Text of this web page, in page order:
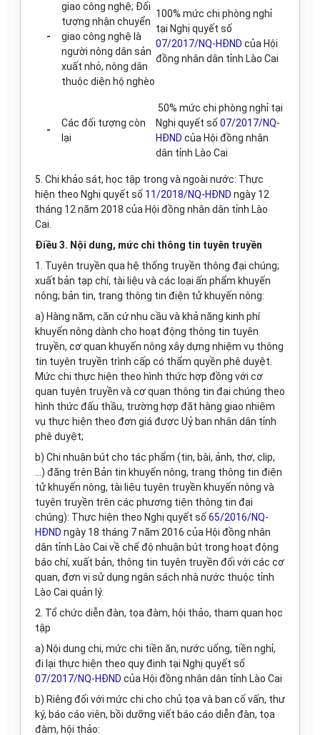
-
giao công nghệ; Đối
tượng nhận chuyển
giao công nghệ là
người nông dân sản
xuất nhỏ, nông dân
thuộc diện hộ nghèo
100% mức chi phòng nghỉ
tại Nghị quyết số
07/2017/NQ-HĐND của Hội
đồng nhân dân tỉnh Lào Cai
-
Các đối tượng còn
lại
50% mức chi phòng nghỉ tại
Nghị quyết số 07/2017/NQ-
HĐND của Hội đồng nhân
dân tỉnh Lào Cai
5. Chi khảo sát, học tập trong và ngoài nước: Thực
hiện theo Nghị quyết số 11/2018/NQ-HĐND ngày 12
tháng 12 năm 2018 của Hội đồng nhân dân tỉnh Lào
Cai.
Điều 3. Nội dung, mức chi thông tin tuyên truyền
1. Tuyên truyền qua hệ thống truyền thông đại chúng;
xuất bản tạp chí, tài liệu và các loại ấn phẩm khuyến
nông; bản tin, trang thông tin điện tử khuyến nông:
a) Hàng năm, căn cứ nhu cầu và khả năng kinh phí
khuyến nông dành cho hoạt động thông tin tuyên
truyền, cơ quan khuyến nông xây dựng nhiệm vụ thông
tin tuyên truyền trình cấp có thẩm quyền phê duyệt.
Mức chi thực hiện theo hình thức hợp đồng với cơ
quan tuyên truyền và cơ quan thông tin đại chúng theo
hình thức đấu thầu, trường hợp đặt hàng giao nhiệm
vụ thực hiện theo đơn giá được Uỷ ban nhân dân tỉnh
phê duyệt;
b) Chi nhuận bút cho tác phẩm (tin, bài, ảnh, thơ, clip,
...) đăng trên Bản tin khuyến nông, trang thông tin điện
tử khuyến nông, tài liệu tuyên truyền khuyến nông và
tuyên truyền trên các phương tiện thông tin đại
chúng): Thực hiện theo Nghị quyết số 65/2016/NQ-
HĐND ngày 18 tháng 7 năm 2016 của Hội đồng nhân
dân tỉnh Lào Cai về chế độ nhuận bút trong hoạt động
báo chí, xuất bản, thông tin tuyên truyền đối với các cơ
quan, đơn vị sử dụng ngân sách nhà nước thuộc tỉnh
Lào Cai quản lý.
2. Tổ chức diễn đàn, tọa đàm, hội thảo, tham quan học
tập
a) Nội dung chi, mức chi tiền ăn, nước uống, tiền nghỉ,
đi lại thực hiện theo quy định tại Nghị quyết số
07/2017/NQ-HĐND của Hội đồng nhân dân tỉnh Lào Cai
b) Riêng đối với mức chi cho chủ tọa và ban cố vấn, thư
ký, báo cáo viên, bồi dưỡng viết báo cáo diễn đàn, tọa
đàm, hội thảo: